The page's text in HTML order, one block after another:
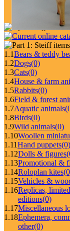
1.1Bears & teddy
1.2Dogs(0)
1.3Cats(0)
1.4House & farm
1.5Rabbits(0)
1.6Field & forest
1.7Aquatic animals
1.8Birds(0)
1.9Wild animals(0)
1.10Woollen
1.11Hand puppets(0)
1.12Dolls & figures
1.13Promotional &
1.14Roloplan kites
1.15Vehicles &
1.16Replicas,
editions(0)
1.17Miscellaneous
1.18Ephemera,
other(0)